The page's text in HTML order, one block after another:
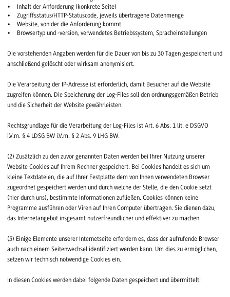
Inhalt der Anforderung (konkrete Seite)
Zugriffsstatus/HTTP-Statuscode, jeweils übertragene Datenmenge
Website, von der die Anforderung kommt
Browsertyp und -version, verwendetes Betriebssystem, Spracheinstellungen
Die vorstehenden Angaben werden für die Dauer von bis zu 30 Tagen gespeichert und
anschließend gelöscht oder wirksam anonymisiert.
Die Verarbeitung der IP-Adresse ist erforderlich, damit Besucher auf die Website
zugreifen können. Die Speicherung der Log-Files soll den ordnungsgemäßen Betrieb
und die Sicherheit der Website gewährleisten.
Rechtsgrundlage für die Verarbeitung der Log-Files ist Art. 6 Abs. 1 lit. e DSGVO
i.V.m. § 4 LDSG BW i.V.m. § 2 Abs. 9 LHG BW.
(2) Zusätzlich zu den zuvor genannten Daten werden bei Ihrer Nutzung unserer
Website Cookies auf Ihrem Rechner gespeichert. Bei Cookies handelt es sich um
kleine Textdateien, die auf Ihrer Festplatte dem von Ihnen verwendeten Browser
zugeordnet gespeichert werden und durch welche der Stelle, die den Cookie setzt
(hier durch uns), bestimmte Informationen zufließen. Cookies können keine
Programme ausführen oder Viren auf Ihren Computer übertragen. Sie dienen dazu,
das Internetangebot insgesamt nutzerfreundlicher und effektiver zu machen.
(3) Einige Elemente unserer Internetseite erfordern es, dass der aufrufende Browser
auch nach einem Seitenwechsel identifiziert werden kann. Um dies zu ermöglichen,
setzen wir technisch notwendige Cookies ein.
In diesen Cookies werden dabei folgende Daten gespeichert und übermittelt: